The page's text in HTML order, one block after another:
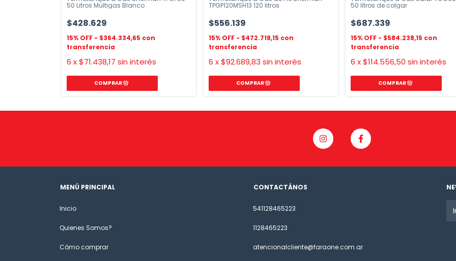
50 Litros Multigas Blanco
$428.629
$364.334,65
6 x$71.438,17 sin interés
TPGP120MSH13 120 litros
$556.139
$472.718,15
6 x$92.689,83 sin interés
50 litros de colgar
$687.339
$584.238,15
6 x$114.556,50 sin interés
MENÚ PRINCIPAL
Inicio
Quienes Somos?
Cómo comprar
CONTACTÁNOS
541128465223
1128465223
atencionalcliente@faraone.com.ar